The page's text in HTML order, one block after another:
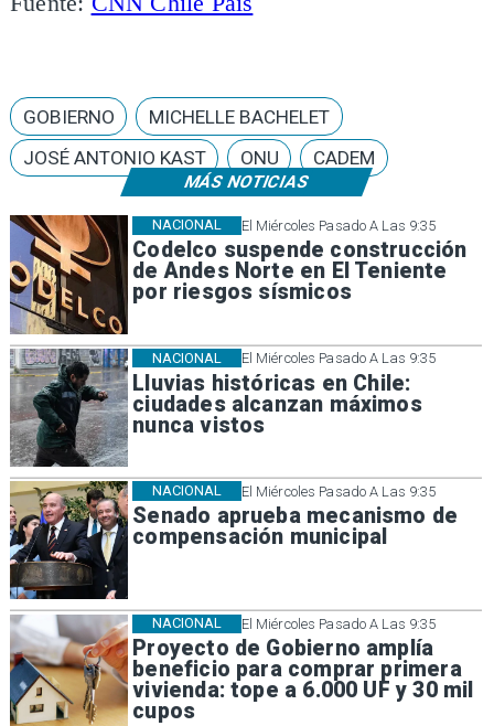
MÁS NOTICIAS
El Miércoles Pasado A Las 9:35
Codelco suspende construcción
de Andes Norte en El Teniente
por riesgos sísmicos
NACIONAL
El Miércoles Pasado A Las 9:35
Lluvias históricas en Chile:
ciudades alcanzan máximos
nunca vistos
NACIONAL
El Miércoles Pasado A Las 9:35
Senado aprueba mecanismo de
compensación municipal
NACIONAL
El Miércoles Pasado A Las 9:35
Proyecto de Gobierno amplía
beneficio para comprar primera
vivienda: tope a 6.000 UF y 30 mil
cupos
NACIONAL
GOBIERNO
MICHELLE BACHELET
JOSÉ ANTONIO KAST
ONU CADEM